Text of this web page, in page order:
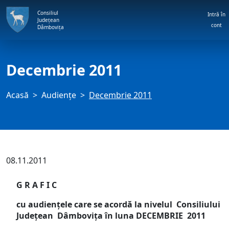
Consiliul
Județean
Dâmbovița
Intră în
cont
Decembrie 2011
Acasă Audienţe Decembrie 2011
08.11.2011
G R A F I C
cu audienţele care se acordă la nivelul Consiliului
Judeţean Dâmboviţa în luna DECEMBRIE 2011